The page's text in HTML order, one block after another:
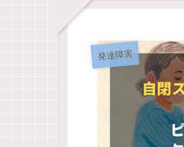
発達障害